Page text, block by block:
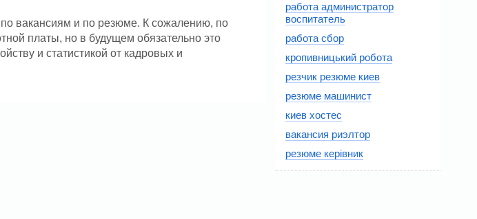
по вакансиям и по резюме. К сожалению, по
платы, но в будущем обязательно это
и статистикой от кадровых и
работа администратор
воспитатель
работа сбор
кропивницький робота
резчик резюме киев
резюме машинист
киев хостес
вакансия риэлтор
резюме керівник